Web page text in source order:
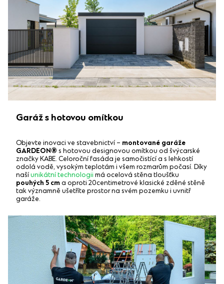
Garáž s hotovou omítkou
Objevte inovaci ve stavebnictví – montované garáže
GARDEON® s hotovou designovou omítkou od švýcarské
značky KABE. Celoroční fasáda je samočistící a s lehkostí
odolá vodě, vysokým teplotám i všem rozmarům počasí. Díky
našíunikátní technologii má ocelová stěna tloušťku
pouhých 5 cma oproti 20centimetrové klasické zděné stěně
tak významně ušetříte prostor na svém pozemku i uvnitř
garáže.